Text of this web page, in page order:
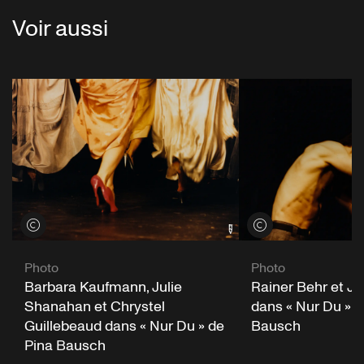
Voir aussi
Voir les crédits
Photo
Barbara Kaufmann, Julie
Shanahan et Chrystel
Guillebeaud dans « Nur Du » de
Pina Bausch
Voir les crédits
Photo
Rainer Behr et
dans « Nur Du »
Bausch